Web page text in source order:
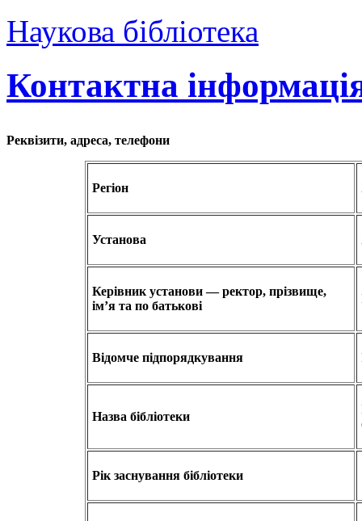
Наукова бібліотека
Контактна
Реквізити, адреса, телефони
Регіон
Установа
Керівник установи — ректор, прізвище,
ім’я та по батькові
Відомче підпорядкування
Назва бібліотеки
Рік заснування бібліотеки